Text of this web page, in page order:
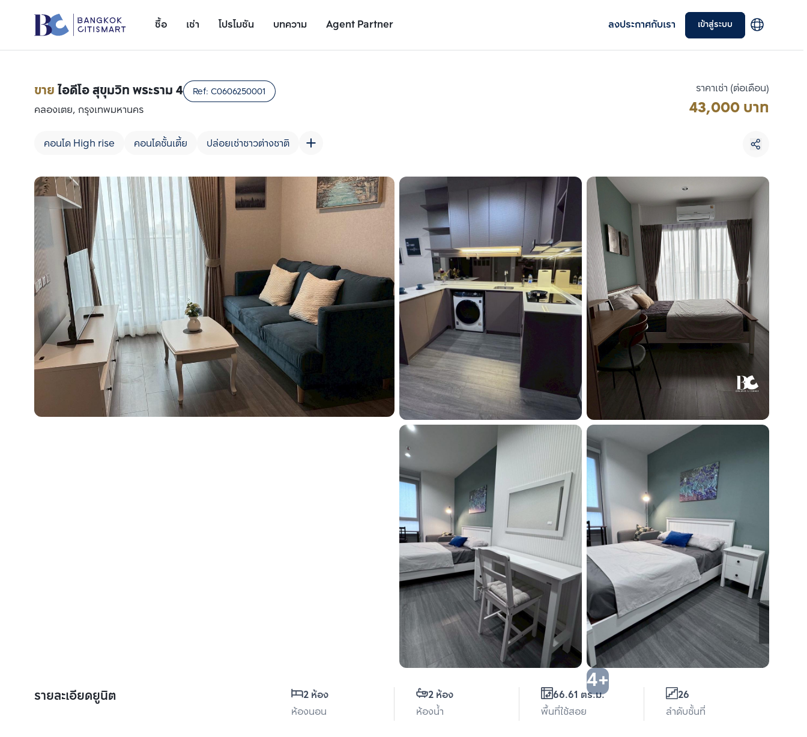
ซื้อ เช่า โปรโมชัน บทความ Agent Partner ลงประกาศกับเรา เข้าสู่ระบบ
รายละเอียดยูนิต
ขายไอดีโอ สุขุมวิท พระราม 4 Ref: C0606250001
คลองเตย, กรุงเทพมหานคร
คอนโด High rise คอนโดชั้นเตี้ย ปล่อยเช่าชาวต่างชาติ
ราคาเช่า (ต่อเดือน)
43,000 บาท
4+
รายละเอียดยูนิต
2 ห้อง
ห้องนอน
2 ห้อง
ห้องน้ำ
66.61 ตร.ม.
พื้นที่ใช้สอย
26
ลำดับชั้นที่
เพิ่มยูนิตเปรียบเทียบ
รายการที่ 1
เพิ่มยูนิตเปรียบเทียบ
เพิ่มยูนิตเปรียบเทียบ
รายการที่ 3
เลือกยูนิตเพื่อเปรียบเทียบ
เลือกได้สูงสุด 3 รายการ
เปรียบเทียบ
ลบทั้งหมด